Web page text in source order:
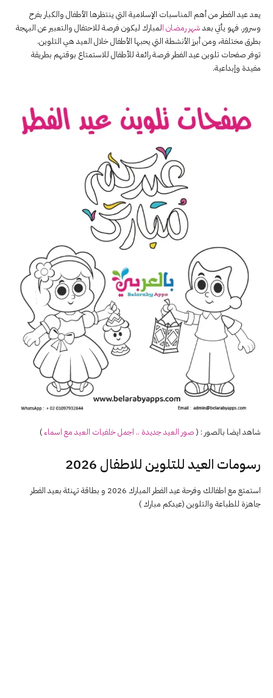
يعد عيد الفطر من أهم المناسبات الإسلامية التي ينتظرها الأطفال والكبار بفرح
وسرور. فهو يأتي بعد شهر رمضان المبارك ليكون فرصة للاحتفال والتعبير عن البهجة
بطرق مختلفة، ومن أبرز الأنشطة التي يحبها الأطفال خلال العيد هي التلوين.
توفر صفحات تلوين عيد الفطر فرصة رائعة للأطفال للاستمتاع بوقتهم بطريقة
مفيدة وإبداعية.
شاهد ايضا بالصور : (صور العيدجديدة .. اجمل خلفيات العيد مع اسماء )
رسومات العيد للتلوين للاطفال 2026
استمتع مع اطفالك وفرحة عيد الفطر المبارك 2026 و بطاقة تهنئة بعيد الفطر
جاهزة للطباعة والتلوين (عيدكم مبارك )